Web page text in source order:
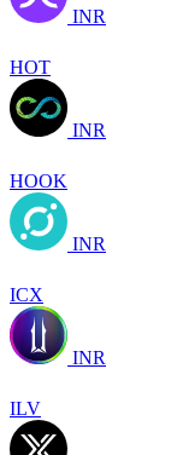
INR
HOT
INR
HOOK
INR
ICX
INR
ILV